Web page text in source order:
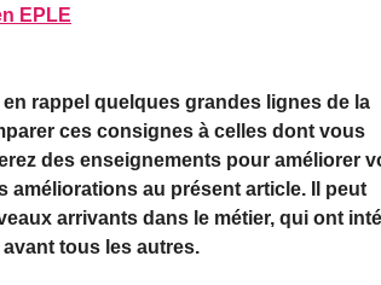
EPLE
rappel quelques grandes lignes de la
ces consignes à celles dont vous
des enseignements pour améliorer
au présent article. Il peut
arrivants dans le métier, qui ont
tous les autres.